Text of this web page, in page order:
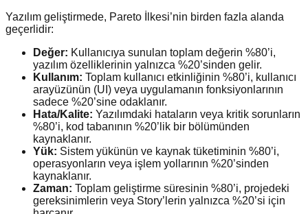
Yazılım geliştirmede, Pareto İlkesi’nin birden fazla alanda
geçerlidir:
Değer: Kullanıcıya sunulan toplam değerin %80’i,
yazılım özelliklerinin yalnızca %20’sinden gelir.
Kullanım: Toplam kullanıcı etkinliğinin %80’i, kullanıcı
arayüzünün (UI) veya uygulamanın fonksiyonlarının
sadece %20’sine odaklanır.
Hata/Kalite: Yazılımdaki hataların veya kritik sorunların
%80’i, kod tabanının %20’lik bir bölümünden
kaynaklanır.
Yük: Sistem yükünün ve kaynak tüketiminin %80’i,
operasyonların veya işlem yollarının %20’sinden
kaynaklanır.
Zaman: Toplam geliştirme süresinin %80’i, projedeki
gereksinimlerin veya Story’lerin yalnızca %20’si için